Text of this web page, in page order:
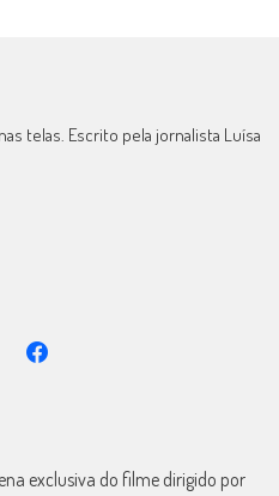
telas. Escrito pela jornalista Luísa
exclusiva do filme dirigido por